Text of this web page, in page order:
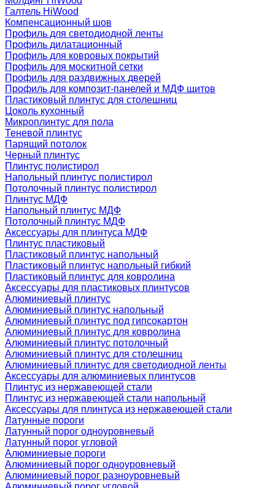
Галтель HiWood
Компенсационный шов
Профиль для светодиодной ленты
Профиль дилатационный
Профиль для ковровых покрытий
Профиль для москитной сетки
Профиль для раздвижных дверей
Профиль для композит-панелей и МДФ щитов
Пластиковый плинтус для столешниц
Цоколь кухонный
Микроплинтус для пола
Теневой плинтус
Парящий потолок
Черный плинтус
Плинтус полистирол
Напольный плинтус полистирол
Потолочный плинтус полистирол
Плинтус МДФ
Напольный плинтус МДФ
Потолочный плинтус МДФ
Аксессуары для плинтуса МДФ
Плинтус пластиковый
Пластиковый плинтус напольный
Пластиковый плинтус напольный гибкий
Пластиковый плинтус для ковролина
Аксессуары для пластиковых плинтусов
Алюминиевый плинтус
Алюминиевый плинтус напольный
Алюминиевый плинтус под гипсокартон
Алюминиевый плинтус для ковролина
Алюминиевый плинтус потолочный
Алюминиевый плинтус для столешниц
Алюминиевый плинтус для светодиодной ленты
Аксессуары для алюминиевых плинтусов
Плинтус из нержавеющей стали
Плинтус из нержавеющей стали напольный
Аксессуары для плинтуса из нержавеющей стали
Латунные пороги
Латунный порог одноуровневый
Латунный порог угловой
Алюминиевые пороги
Алюминиевый порог одноуровневый
Алюминиевый порог разноуровневый